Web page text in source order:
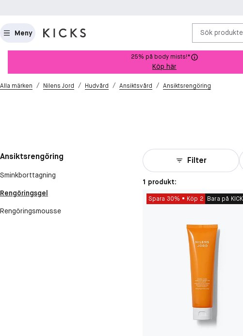
Meny Sök
25% på body mists!*
Köp här
Alla märken / Nilens Jord / Hudvård / Ansiktsvård / Ansiktsrengöring
Ansiktsrengöring
Sminkborttagning
Rengöringsgel
Rengöringsmousse
Filter
1 produkt:
Spara 30% Köp 2 Bara på